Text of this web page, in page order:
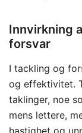
Innvirkning
forsvar
I tackling og
og effektivitet.
taklinger, noe
mens lettere,
hastighet og